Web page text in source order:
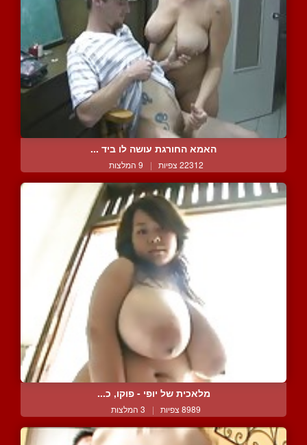
האמא החורגת עושה לו ביד ...
22312 צפיות | 9 המלצות
מלאכית של יופי - פוקו, כ...
8989 צפיות | 3 המלצות